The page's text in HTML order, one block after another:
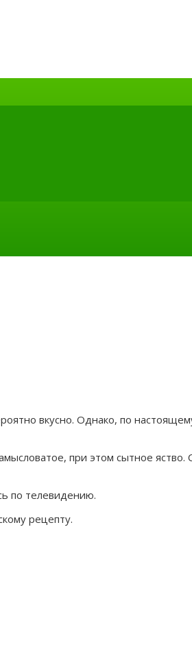
вкусно. Однако, по
при этом сытное
по телевидению.
рецепту.